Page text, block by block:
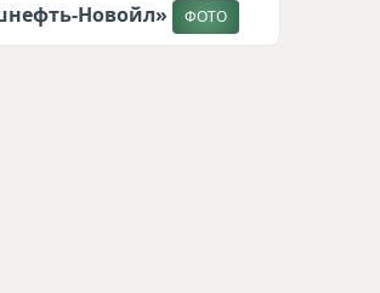
Новойл»
ФОТО